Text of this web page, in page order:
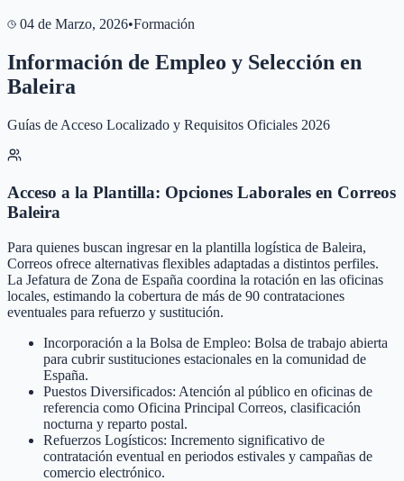
04 de Marzo, 2026•Formación
Información de Empleo y Selección en
Baleira
Guías de Acceso Localizado y Requisitos Oficiales 2026
Acceso a la Plantilla: Opciones Laborales en Correos
Baleira
Para quienes buscan ingresar en la plantilla logística de Baleira,
Correos ofrece alternativas flexibles adaptadas a distintos perfiles.
La Jefatura de Zona de España coordina la rotación en las oficinas
locales, estimando la cobertura de más de 90 contrataciones
eventuales para refuerzo y sustitución.
Incorporación a la Bolsa de Empleo: Bolsa de trabajo abierta
para cubrir sustituciones estacionales en la comunidad de
España.
Puestos Diversificados: Atención al público en oficinas de
referencia como Oficina Principal Correos, clasificación
nocturna y reparto postal.
Refuerzos Logísticos: Incremento significativo de
contratación eventual en periodos estivales y campañas de
comercio electrónico.